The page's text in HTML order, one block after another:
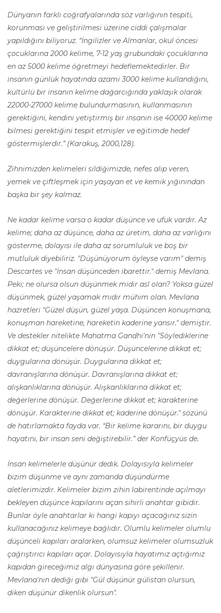
Dünyanın farklı coğrafyalarında söz varlığının tespiti,
korunması ve geliştirilmesi üzerine ciddi çalışmalar
yapıldığını biliyoruz. “İngilizler ve Almanlar, okul öncesi
çocuklarına 2000 kelime, 7-12 yaş grubundaki çocuklarına
en az 5000 kelime öğretmeyi hedeflemektedirler. Bir
insanın günlük hayatında azami 3000 kelime kullandığını,
kültürlü bir insanın kelime dağarcığında yaklaşık olarak
22000-27000 kelime bulundurmasının, kullanmasının
gerektiğini, kendini yetiştirmiş bir insanın ise 40000 kelime
bilmesi gerektiğini tespit etmişler ve eğitimde hedef
göstermişlerdir.” (Karakuş, 2000,128).
Zihnimizden kelimeleri sildiğimizde, nefes alıp veren,
yemek ve çiftleşmek için yaşayan et ve kemik yığınından
başka bir şey kalmaz.
Ne kadar kelime varsa o kadar düşünce ve ufuk vardır. Az
kelime; daha az düşünce, daha az üretim, daha az varlığını
gösterme, dolayısı ile daha az sorumluluk ve boş bir
mutluluk diyebiliriz. "Düşünüyorum öyleyse varım" demiş
Descartes ve "İnsan düşünceden ibarettir." demiş Mevlana.
Peki; ne olursa olsun düşünmek midir asl olan? Yoksa güzel
düşünmek, güzel yaşamak mıdır mühim olan. Mevlana
hazretleri "Güzel düşün, güzel yaşa. Düşüncen konuşmana,
konuşman hareketine, hareketin kaderine yansır." demiştir.
Ve destekler nitelikte Mahatma Gandhi'nin "Söylediklerine
dikkat et; düşüncelere dönüşür. Düşüncelerine dikkat et;
duygularına dönüşür. Duygularına dikkat et;
davranışlarına dönüşür. Davranışlarına dikkat et;
alışkanlıklarına dönüşür. Alışkanlıklarına dikkat et;
değerlerine dönüşür. Değerlerine dikkat et; karakterine
dönüşür. Karakterine dikkat et; kaderine dönüşür." sözünü
de hatırlamakta fayda var. “Bir kelime kararını, bir duygu
hayatını, bir insan seni değiştirebilir.” der Konfüçyüs de.
İnsan kelimelerle düşünür dedik. Dolayısıyla kelimeler
bizim düşünme ve aynı zamanda düşündürme
aletlerimizdir. Kelimeler bizim zihin labirentinde açılmayı
bekleyen düşünce kapılarını açan sihirli anahtar gibidir.
Bunlar öyle anahtarlar ki hangi kapıyı açacağınız sizin
kullanacağınız kelimeye bağlıdır. Olumlu kelimeler olumlu
düşünceli kapıları aralarken, olumsuz kelimeler olumsuzluk
çağrıştırıcı kapıları açar. Dolayısıyla hayatımız açtığımız
kapıdan gireceğimiz algı dünyasına göre şekillenir.
Mevlana'nın dediği gibi "Gül düşünür gülistan olursun,
diken düşünür dikenlik olursun".